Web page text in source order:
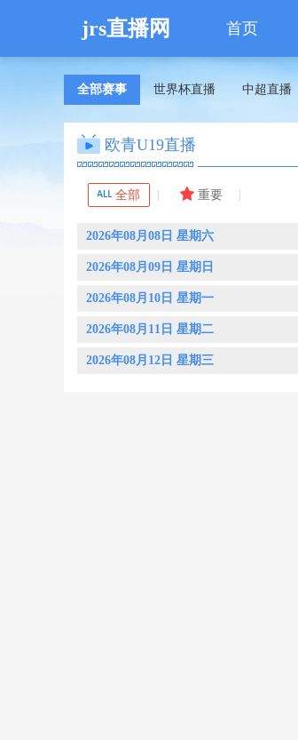
jrs直播网 首页
全部赛事 世界杯直播 中超直播
欧青U19直播
全部 重要
2026年08月08日 星期六
2026年08月09日 星期日
2026年08月10日 星期一
2026年08月11日 星期二
2026年08月12日 星期三